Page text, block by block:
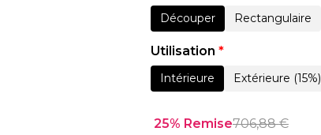
Découper Rectangulaire
Utilisation *
Intérieure Extérieure (15%)
25% Remise706,88€